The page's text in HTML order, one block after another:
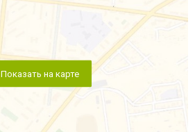
Показать на карте